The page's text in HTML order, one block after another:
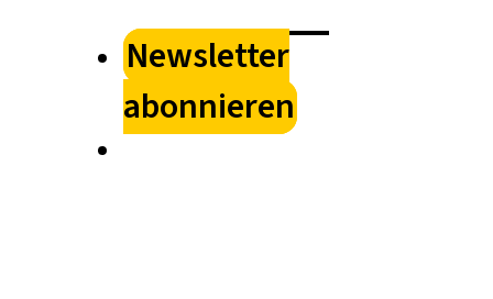
Newsletter
abonnieren